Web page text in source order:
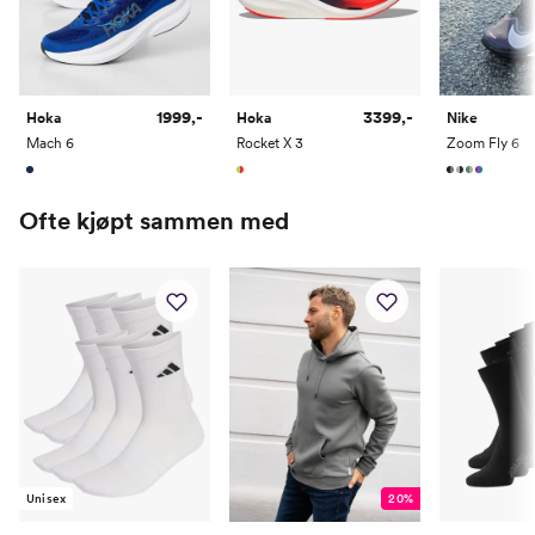
Hoka
Mach 6
1999,-
Hoka
Rocket X 3
3399,-
Nike
Zoom Fly 6
Ofte kjøpt sammen med
Unisex 20%